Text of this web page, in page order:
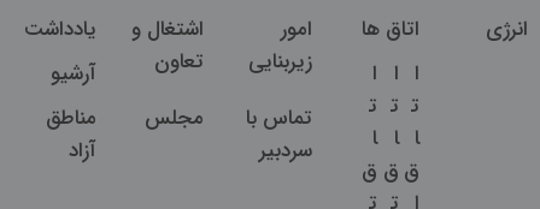
انرژی
اتاق ها
ا
ت
ا
ق
ا
ت
ا
ق
ا
ت
ا
ق
امور
زیربنایی
اشتغال و
تعاون
یادداشت
آرشیو
تماس با
سردبیر
مجلس
مناطق
آزاد